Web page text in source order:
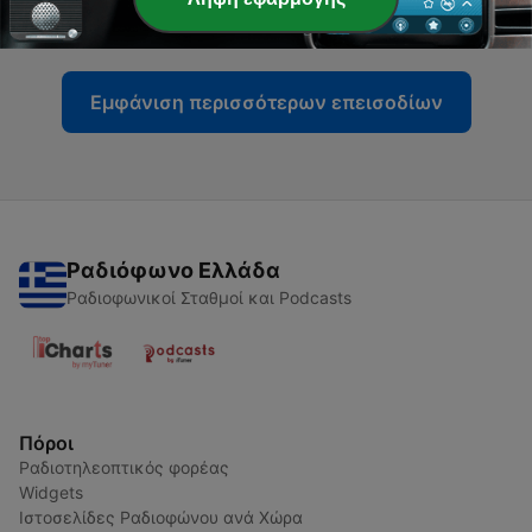
07 Απρ 2023
Εμφάνιση περισσότερων επεισοδίων
Ραδιόφωνο Ελλάδα
Ραδιοφωνικοί Σταθμοί και Podcasts
Πόροι
Ραδιοτηλεοπτικός φορέας
Widgets
Ιστοσελίδες Ραδιοφώνου ανά Χώρα